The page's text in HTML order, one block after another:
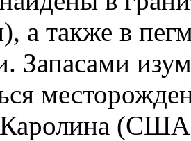
а также в
Запасами
Каролина